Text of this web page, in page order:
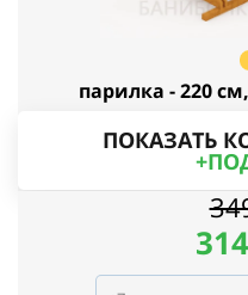
парилка - 220
ПОКАЗАТЬ
314